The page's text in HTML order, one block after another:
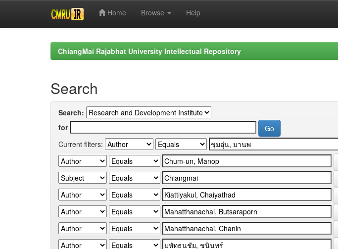
Home Browse Help
ChiangMai Rajabhat University Intellectual Repository
Search
Search:
for
Current filters: